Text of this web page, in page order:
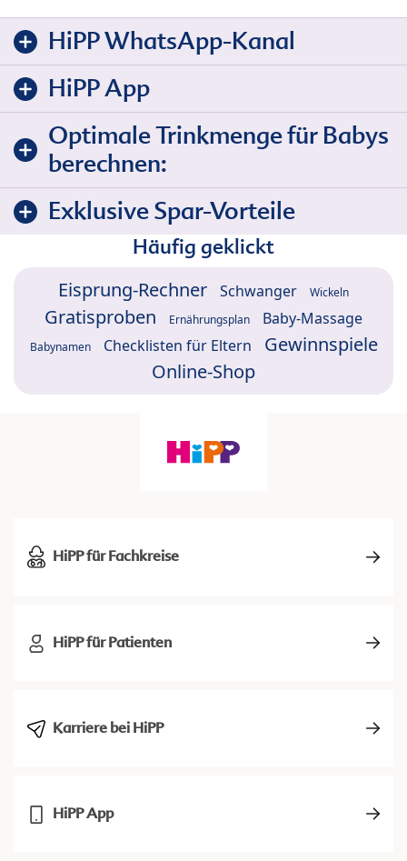
HiPP WhatsApp-Kanal
HiPP App
Optimale Trinkmenge für Babys
berechnen:
Exklusive Spar-Vorteile
Häufig geklickt
Eisprung-Rechner Schwanger Wickeln
Gratisproben Ernährungsplan Baby-Massage
Babynamen Checklisten für Eltern
Gewinnspiele
Online-Shop
HiPP für Fachkreise
HiPP für Patienten
Karriere bei HiPP
HiPP App